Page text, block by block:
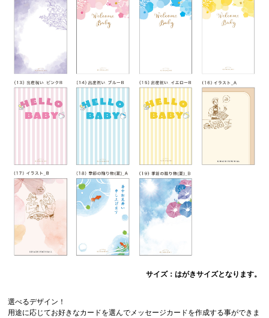
サイズ：はがきサイズとなります。
選べるデザイン！
用途に応じてお好きなカードを選んでメッセージカードを作成する事ができま